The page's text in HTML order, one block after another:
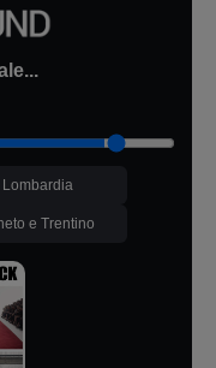
Lombardia
e Trentino